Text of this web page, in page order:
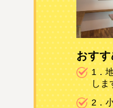
おす
1．
しま
2．